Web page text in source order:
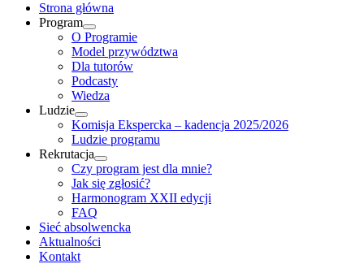
Strona główna
Program
O Programie
Model przywództwa
Dla tutorów
Podcasty
Wiedza
Ludzie
Komisja Ekspercka – kadencja 2025/2026
Ludzie programu
Rekrutacja
Czy program jest dla mnie?
Jak się zgłosić?
Harmonogram XXII edycji
FAQ
Sieć absolwencka
Aktualności
Kontakt